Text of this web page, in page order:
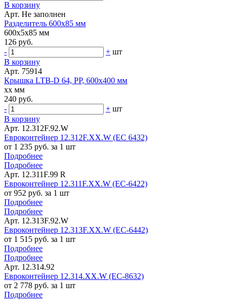
В корзину
Арт. Не заполнен
Разделитель 600х85 мм
600x5x85 мм
126 руб.
-
+ шт
В корзину
Арт. 75914
Крышка LTB-D 64, PP, 600х400 мм
xx мм
240 руб.
-
+ шт
В корзину
Арт. 12.312F.92.W
Евроконтейнер 12.312F.XX.W (ЕС 6432)
от 1 235 руб. за 1 шт
Подробнее
Подробнее
Арт. 12.311F.99 R
Евроконтейнер 12.311F.ХХ.W (ЕС-6422)
от 952 руб. за 1 шт
Подробнее
Подробнее
Арт. 12.313F.92.W
Евроконтейнер 12.313F.XX.W (ЕС-6442)
от 1 515 руб. за 1 шт
Подробнее
Подробнее
Арт. 12.314.92
Евроконтейнер 12.314.XX.W (ЕС-8632)
от 2 778 руб. за 1 шт
Подробнее